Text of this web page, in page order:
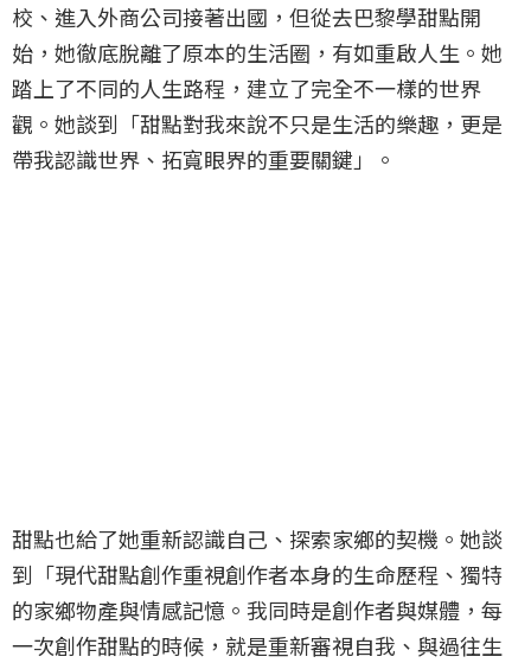
校、進入外商公司接著出國，但從去巴黎學甜點開
始，她徹底脫離了原本的生活圈，有如重啟人生。她
踏上了不同的人生路程，建立了完全不一樣的世界
觀。她談到「甜點對我來說不只是生活的樂趣，更是
帶我認識世界、拓寬眼界的重要關鍵」。
甜點也給了她重新認識自己、探索家鄉的契機。她談
到「現代甜點創作重視創作者本身的生命歷程、獨特
的家鄉物產與情感記憶。我同時是創作者與媒體，每
一次創作甜點的時候，就是重新審視自我、與過往生